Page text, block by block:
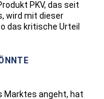
PKV, das seit
wird mit dieser
das kritische Urteil
Marktes angeht, hat